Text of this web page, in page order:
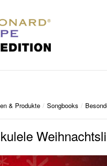
& Produkte / Songbooks /